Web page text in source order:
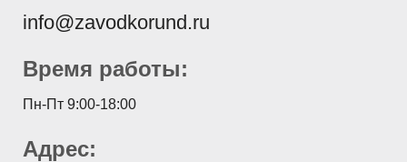
info@zavodkorund.ru
Время работы:
Пн-Пт 9:00-18:00
Адрес: